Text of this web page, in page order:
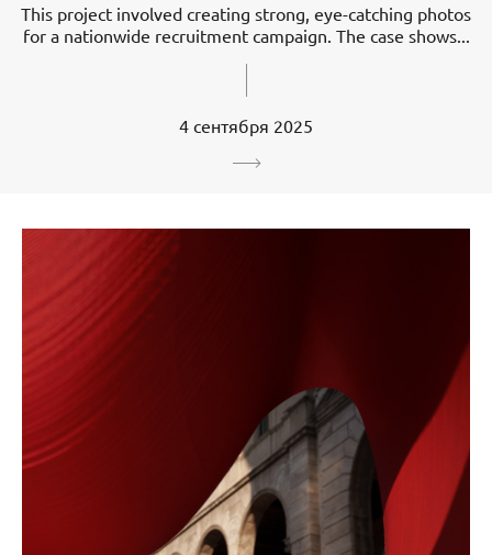
This project involved creating strong, eye-catching photos
for a nationwide recruitment campaign. The case shows...
4 сентября 2025